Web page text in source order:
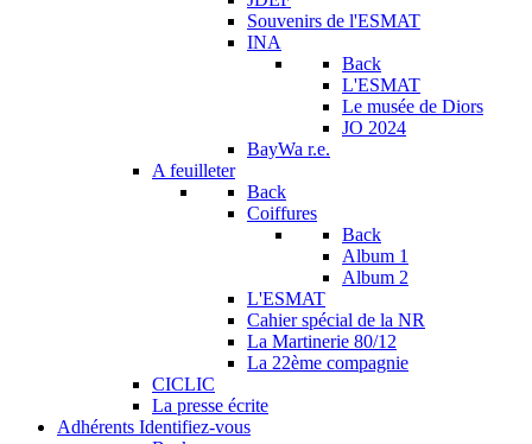
Souvenirs de l'ESMAT
INA
Back
L'ESMAT
Le musée de Diors
JO 2024
BayWa r.e.
A feuilleter
Back
Coiffures
Back
Album 1
Album 2
L'ESMAT
Cahier spécial de la NR
La Martinerie 80/12
La 22ème compagnie
CICLIC
La presse écrite
Adhérents Identifiez-vous